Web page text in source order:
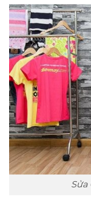
Sửa